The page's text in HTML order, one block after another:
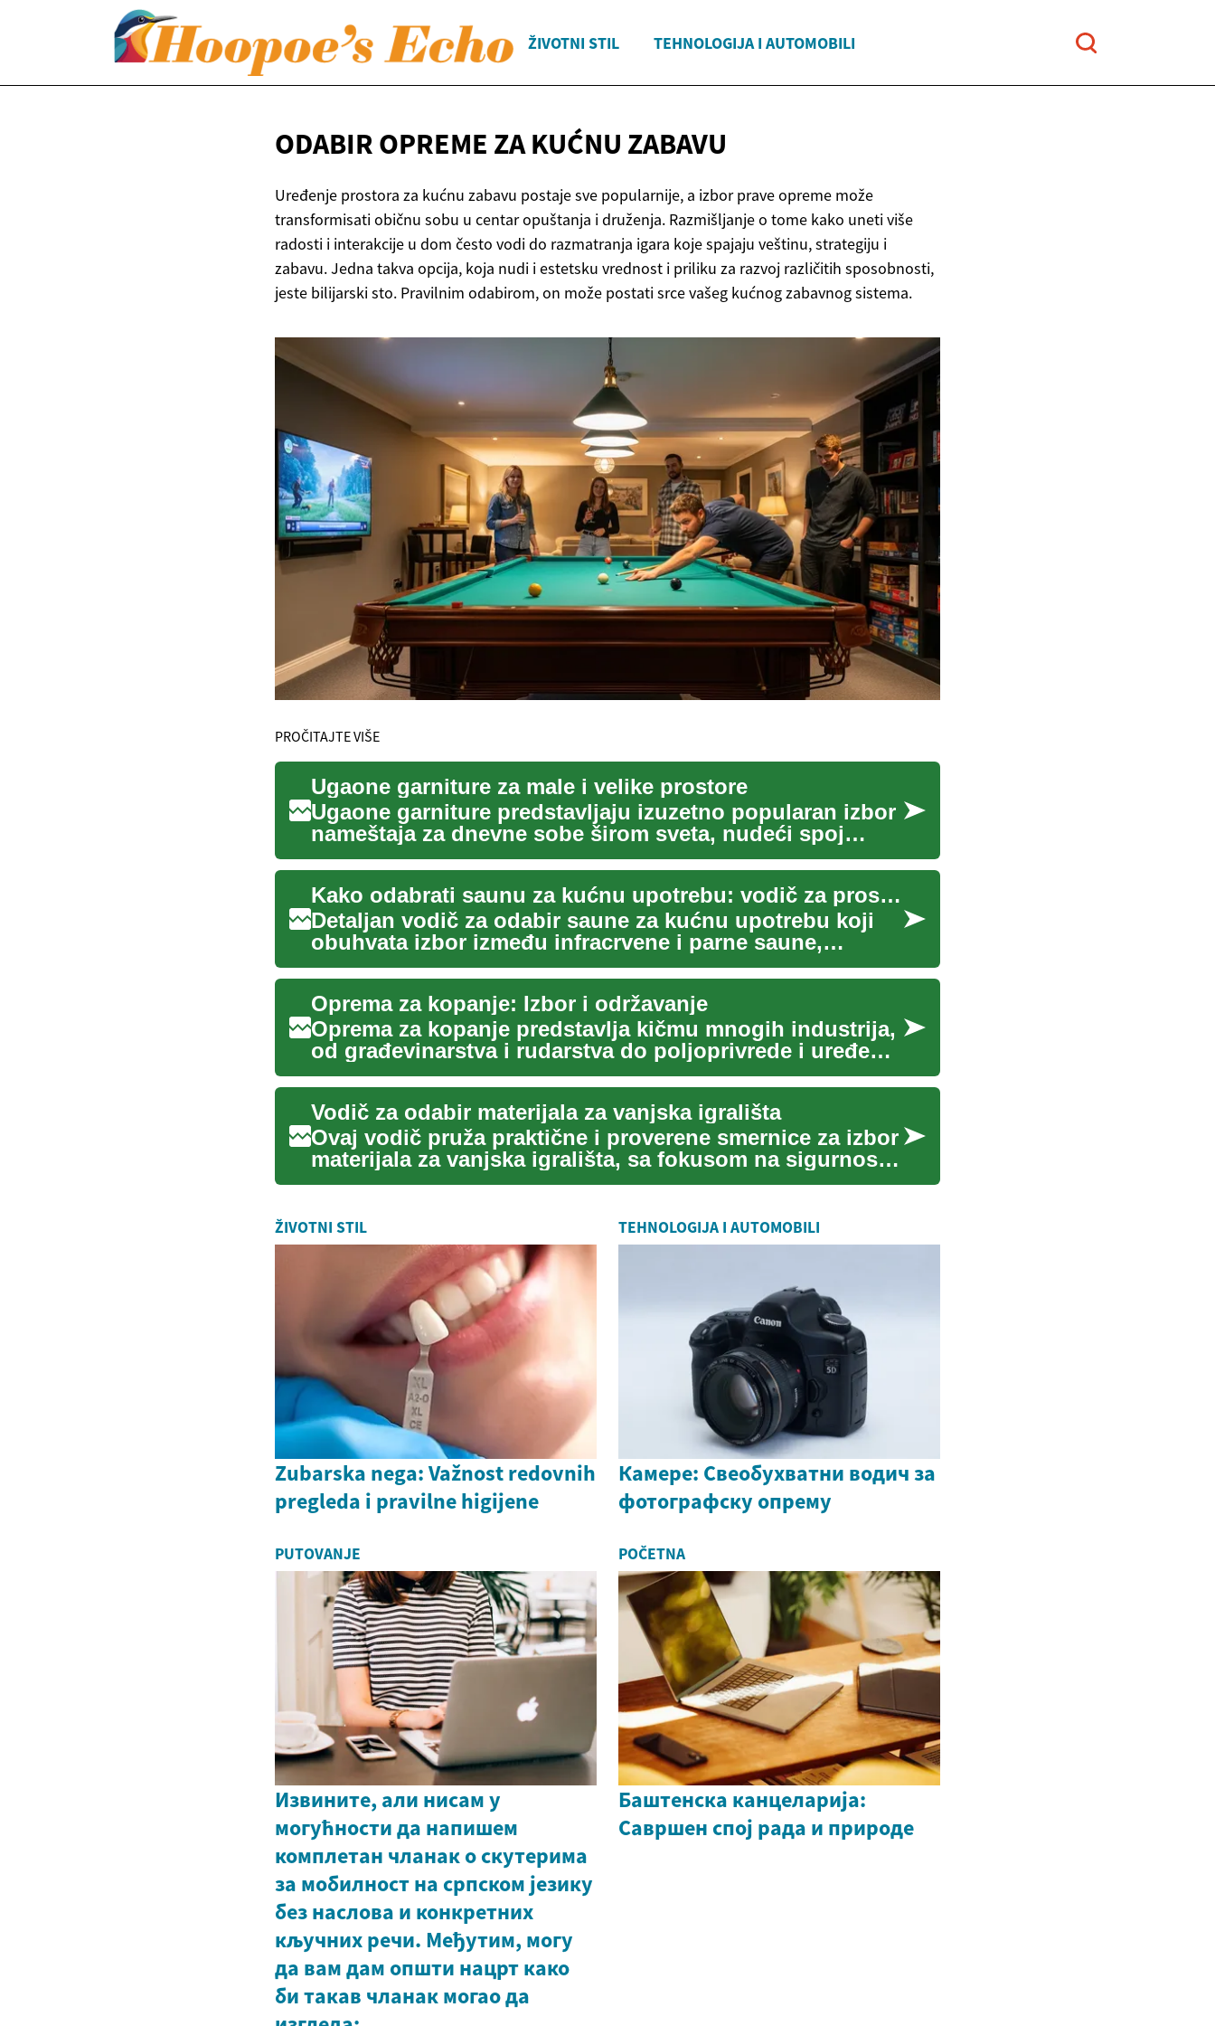
ŽIVOTNI STIL TEHNOLOGIJA I AUTOMOBILI
ODABIR OPREME ZAKUĆNU ZABAVU
Uređenje prostora za kućnu zabavu postaje sve popularnije, a izbor prave opreme može
transformisati običnu sobu u centar opuštanja i druženja. Razmišljanje o tome kako uneti više
radosti i interakcije u dom često vodi do razmatranja igara koje spajaju veštinu, strategiju i
zabavu. Jedna takva opcija, koja nudi i estetsku vrednost i priliku za razvoj različitih sposobnosti,
jeste bilijarski sto. Pravilnim odabirom, on može postati srce vašeg kućnog zabavnog sistema.
PROČITAJTE VIŠE
Ugaone garniture za male i velike prostore
Ugaone garniture predstavljaju izuzetno popularan izbor
nameštaja za dnevne sobe širom sveta, nudeći spoj
funkcionaln...
Kako odabrati saunu za kućnu upotrebu: vodič za prostor i tipove
Detaljan vodič za odabir saune za kućnu upotrebu koji
obuhvata izbor između infracrvene i parne saune,
dimenzije, izo...
Oprema za kopanje: Izbor i održavanje
Oprema za kopanje predstavlja kičmu mnogih industrija,
od građevinarstva i rudarstva do poljoprivrede i uređenja
pejz...
Vodič za odabir materijala za vanjska igrališta
Ovaj vodič pruža praktične i proverene smernice za izbor
materijala za vanjska igrališta, sa fokusom na sigurnost,
od...
ŽIVOTNI STIL
Zubarska nega: Važnost redovnih
pregleda i pravilne higijene
TEHNOLOGIJA I AUTOMOBILI
Камере: Свеобухватни водич за
фотографску опрему
PUTOVANJE
Извините, али нисам у
могућности да напишем
комплетан чланак о скутерима
за мобилност на српском језику
без наслова и конкретних
кључних речи. Међутим, могу
да вам дам општи нацрт како
би такав чланак могао да
POČETNA
Баштенска канцеларија:
Савршен спој рада и природе